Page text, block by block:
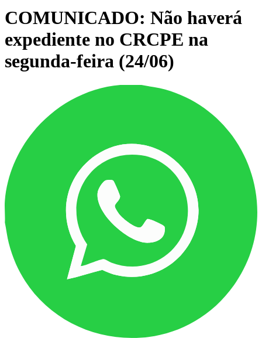
COMUNICADO: Não haverá
expediente no CRCPE na
segunda-feira (24/06)